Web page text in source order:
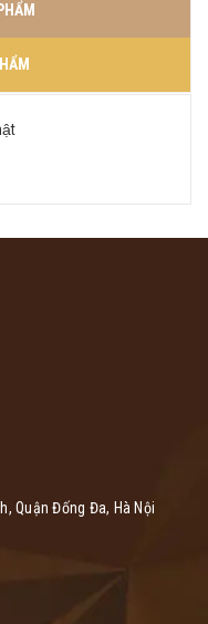
Quận Đống Đa, Hà Nội